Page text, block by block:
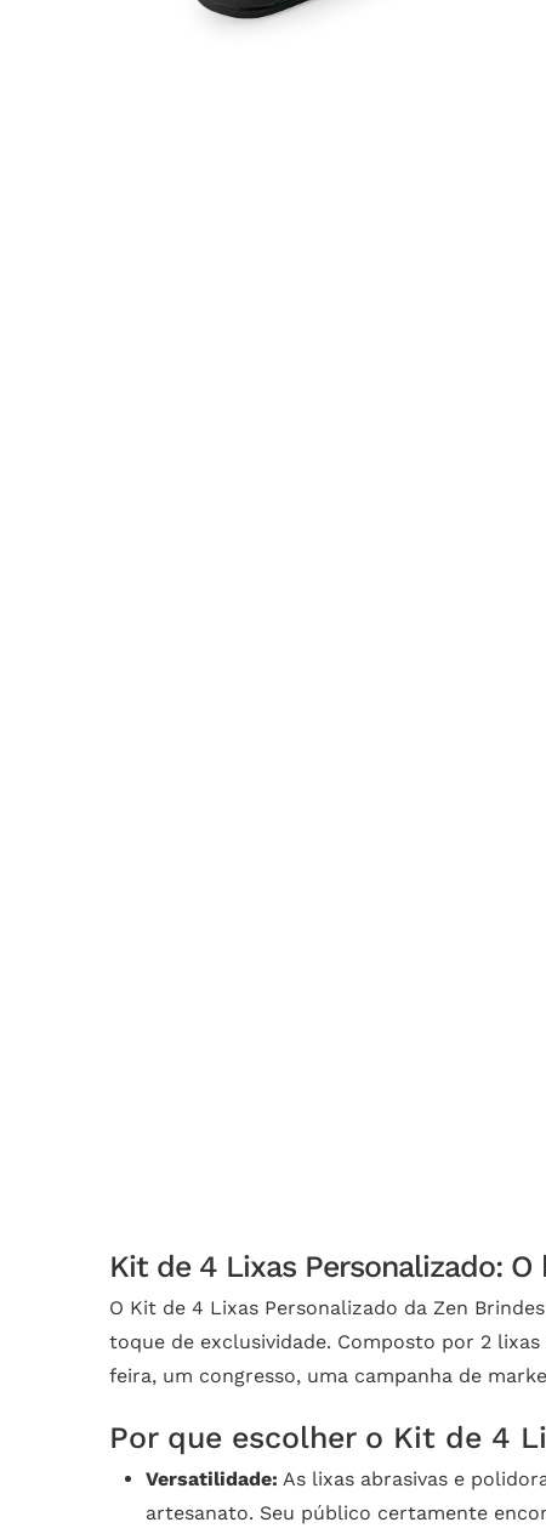
Kit de 4 Lixas Personalizado:
O Kit de 4 Lixas Personalizado da Zen
toque de exclusividade. Composto por 2
feira, um congresso, uma campanha de
Por que escolher o Kit de 4
Versatilidade: As lixas abrasivas e
artesanato. Seu público certamente